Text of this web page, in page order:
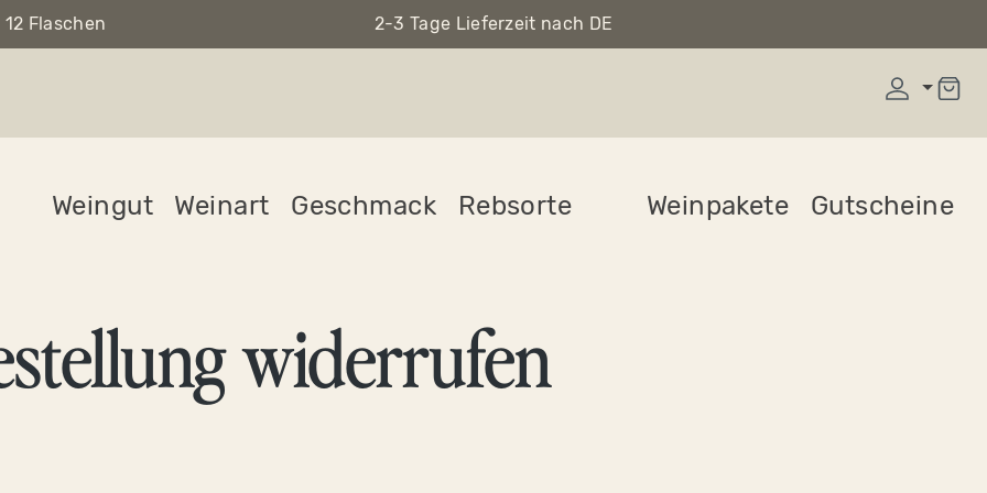
Flaschen 2-3 Tage Lieferzeit nach DE
Weingut Weinart Geschmack Rebsorte Weinpakete Gutscheine
widerrufen